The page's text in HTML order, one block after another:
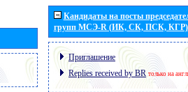
Кандидаты на посты
групп МСЭ-R (ИК, СК, ПСК, КГР)
Приглашение
Replies received by BR только на